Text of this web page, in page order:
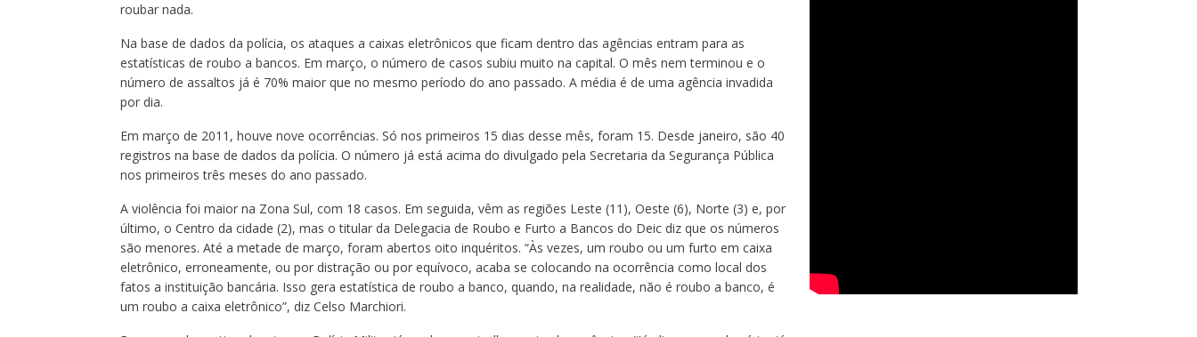
roubar nada.
Na base de dados da polícia, os ataques a caixas eletrônicos que ficam dentro das agências entram para as
estatísticas de roubo a bancos. Em março, o número de casos subiu muito na capital. O mês nem terminou e o
número de assaltos já é 70% maior que no mesmo período do ano passado. A média é de uma agência invadida
por dia.
Em março de 2011, houve nove ocorrências. Só nos primeiros 15 dias desse mês, foram 15. Desde janeiro, são 40
registros na base de dados da polícia. O número já está acima do divulgado pela Secretaria da Segurança Pública
nos primeiros três meses do ano passado.
A violência foi maior na Zona Sul, com 18 casos. Em seguida, vêm as regiões Leste (11), Oeste (6), Norte (3) e, por
último, o Centro da cidade (2), mas o titular da Delegacia de Roubo e Furto a Bancos do Deic diz que os números
são menores. Até a metade de março, foram abertos oito inquéritos. “Às vezes, um roubo ou um furto em caixa
eletrônico, erroneamente, ou por distração ou por equívoco, acaba se colocando na ocorrência como local dos
fatos a instituição bancária. Isso gera estatística de roubo a banco, quando, na realidade, não é roubo a banco, é
um roubo a caixa eletrônico”, diz Celso Marchiori.